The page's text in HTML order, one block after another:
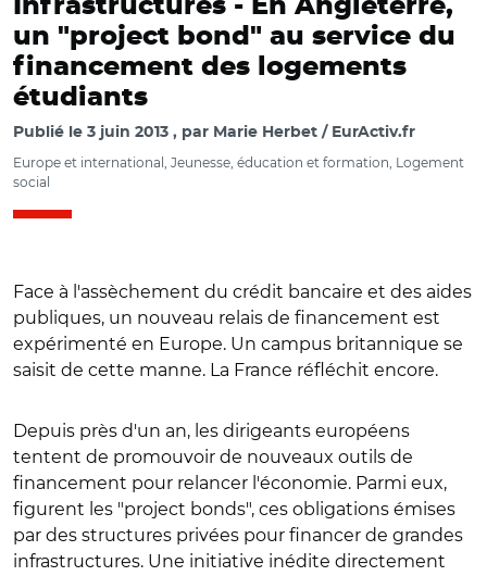
Infrastructures - En Angleterre,
un "project bond" au service du
financement des logements
étudiants
Publié le 3 juin 2013 par Marie Herbet / EurActiv.fr
Europe et international, Jeunesse, éducation et formation, Logement
social
Face à l'assèchement du crédit bancaire et des aides
publiques, un nouveau relais de financement est
expérimenté en Europe. Un campus britannique se
saisit de cette manne. La France réfléchit encore.
Depuis près d'un an, les dirigeants européens
tentent de promouvoir de nouveaux outils de
financement pour relancer l'économie. Parmi eux,
figurent les "project bonds", ces obligations émises
par des structures privées pour financer de grandes
infrastructures. Une initiative inédite directement